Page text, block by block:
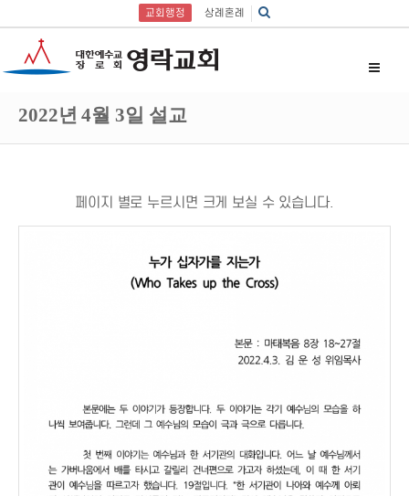
교회행정 상례혼례
2022년 4월 3일 설교
페이지 별로 누르시면 크게 보실 수 있습니다.